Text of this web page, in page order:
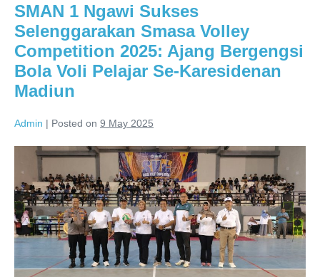
Ngawi:
Momentum
Berkurban
dan
Menebar
Kepedulian
Sosial
SMAN 1 Ngawi Sukses
Selenggarakan Smasa Volley
Competition 2025: Ajang Bergengsi
Bola Voli Pelajar Se-Karesidenan
Madiun
Admin | Posted on 9 May 2025
SMAN
Ngawi
Sukses
Selenggarakan
Volley